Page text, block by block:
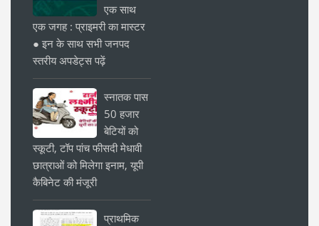
एक साथ
एक जगह : प्राइमरी का मास्टर
● इन के साथ सभी जनपद
स्तरीय अपडेट्स पढ़ें
स्नातक पास
50 हजार
बेटियों को
स्कूटी, टॉप पांच फीसदी मेधावी
छात्राओं को मिलेगा इनाम, यूपी
कैबिनेट की मंजूरी
प्राथमिक